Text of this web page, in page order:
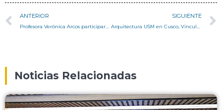
ANTERIOR SIGUIENTE
Noticias Relacionadas